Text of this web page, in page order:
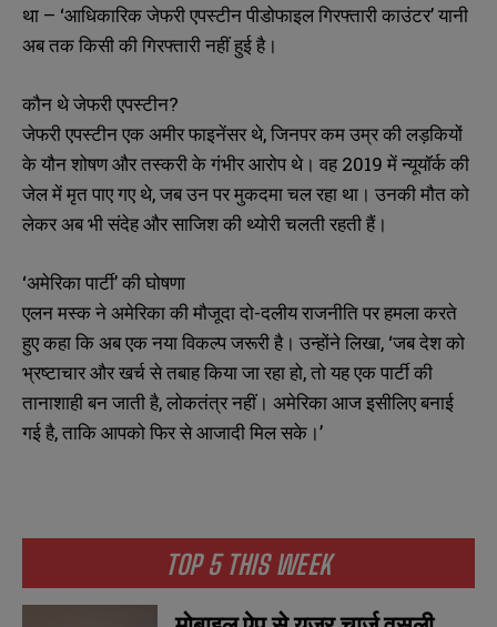
TOP 5 THIS WEEK
था – ‘आधिकारिक जेफरी एपस्टीन पीडोफाइल गिरफ्तारी काउंटर’ यानी
अब तक किसी की गिरफ्तारी नहीं हुई है।
कौन थे जेफरी एपस्टीन?
जेफरी एपस्टीन एक अमीर फाइनेंसर थे, जिनपर कम उम्र की लड़कियों
के यौन शोषण और तस्करी के गंभीर आरोप थे। वह 2019 में न्यूयॉर्क की
जेल में मृत पाए गए थे, जब उन पर मुकदमा चल रहा था। उनकी मौत को
लेकर अब भी संदेह और साजिश की थ्योरी चलती रहती हैं।
‘अमेरिका पार्टी’ की घोषणा
एलन मस्क ने अमेरिका की मौजूदा दो-दलीय राजनीति पर हमला करते
हुए कहा कि अब एक नया विकल्प जरूरी है। उन्होंने लिखा, ‘जब देश को
भ्रष्टाचार और खर्च से तबाह किया जा रहा हो, तो यह एक पार्टी की
तानाशाही बन जाती है, लोकतंत्र नहीं। अमेरिका आज इसीलिए बनाई
गई है, ताकि आपको फिर से आजादी मिल सके।’